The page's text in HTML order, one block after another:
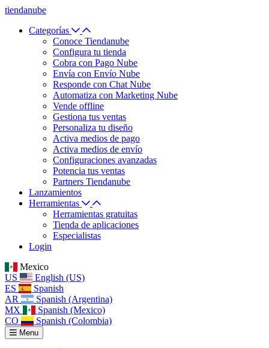
tiendanube
Categorías
Conoce Tiendanube
Configura tu tienda
Cobra con Pago Nube
Envía con Envío Nube
Responde con Chat Nube
Automatiza con Marketing Nube
Vende offline
Gestiona tus ventas
Personaliza tu diseño
Activa medios de pago
Activa medios de envío
Configuraciones avanzadas
Potencia tus ventas
Partners Tiendanube
Lanzamientos
Herramientas
Herramientas gratuitas
Tienda de aplicaciones
Especialistas
Login
Mexico
US
English (US)
ES
Spanish
AR
Spanish (Argentina)
MX
Spanish (Mexico)
CO
Spanish (Colombia)
Menu